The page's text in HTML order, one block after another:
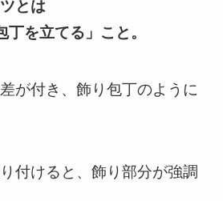
とは
丁を立てる」こと。
が付き、飾り包丁のように
付けると、飾り部分が強調